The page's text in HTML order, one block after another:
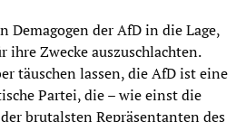
Demagogen der AfD in die Lage,
Zwecke auszuschlachten.
täuschen lassen, die AfD ist eine
Partei, die – wie einst die
brutalsten Repräsentanten des